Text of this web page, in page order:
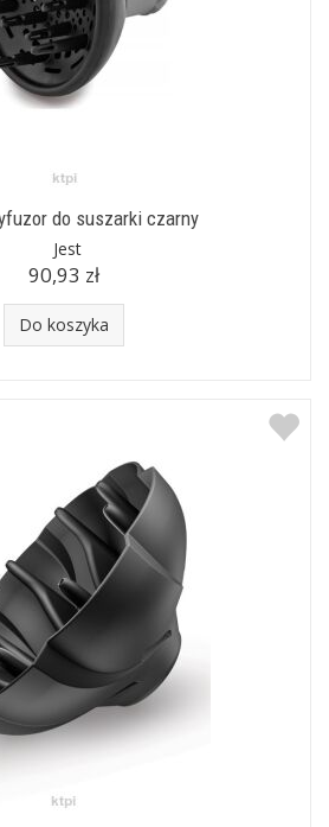
do suszarki czarny
Jest
90,93 zł
Do koszyka